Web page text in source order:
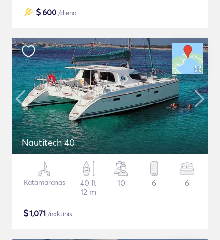
$600 /diena
Nautitech 40
Katamaranas
40 ft
12 m
10 6 6
$1,071 /naktinis